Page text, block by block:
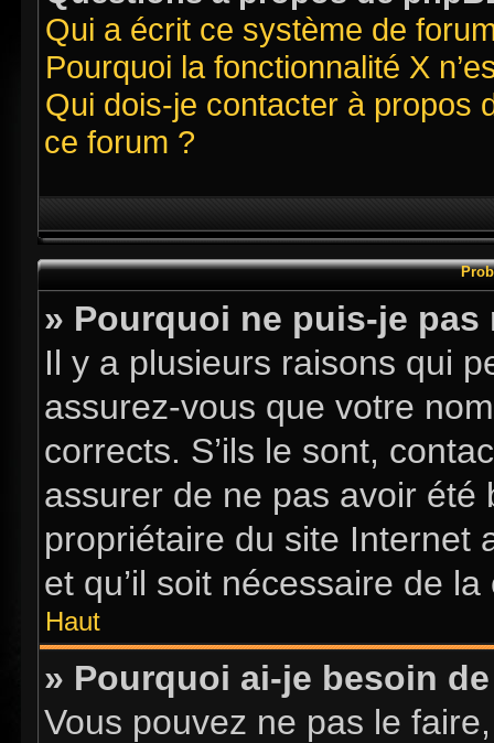
Qui a écrit ce système de
Pourquoi la fonctionnalité X
Qui dois-je contacter à propos
ce forum ?
» Pourquoi ne puis-je pas
Il y a plusieurs raisons qui
assurez-vous que votre
corrects. S’ils le sont,
assurer de ne pas avoir
propriétaire du site Internet
et qu’il soit nécessaire de la
Haut
» Pourquoi ai-je besoin
Vous pouvez ne pas le